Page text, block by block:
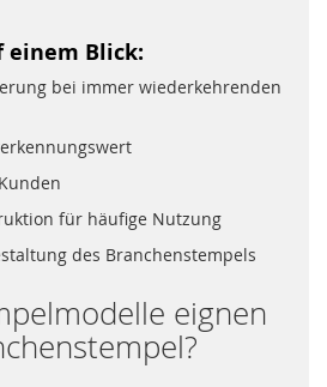
einem Blick:
bei immer wiederkehrenden
für häufige Nutzung
des Branchenstempels
eignen